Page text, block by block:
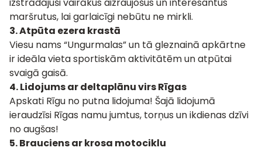
maršrutus, lai garlaicīgi nebūtu ne mirkli.
3.Atpūta ezera krastā
Viesu nams “Ungurmalas”un tā gleznainā apkārtne
ir ideāla vieta sportiskām aktivitātēm un atpūtai
svaigā gaisā.
4.Lidojums ar deltaplānu virs Rīgas
Apskati Rīgu no putna lidojuma! Šajā lidojumā
ieraudzīsi Rīgas namu jumtus, torņus un ikdienas dzīvi
no augšas!
5.Brauciens ar krosa motociklu